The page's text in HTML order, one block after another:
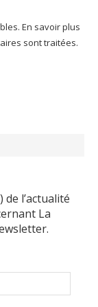
En savoir plus
sont traitées.
l’actualité
La